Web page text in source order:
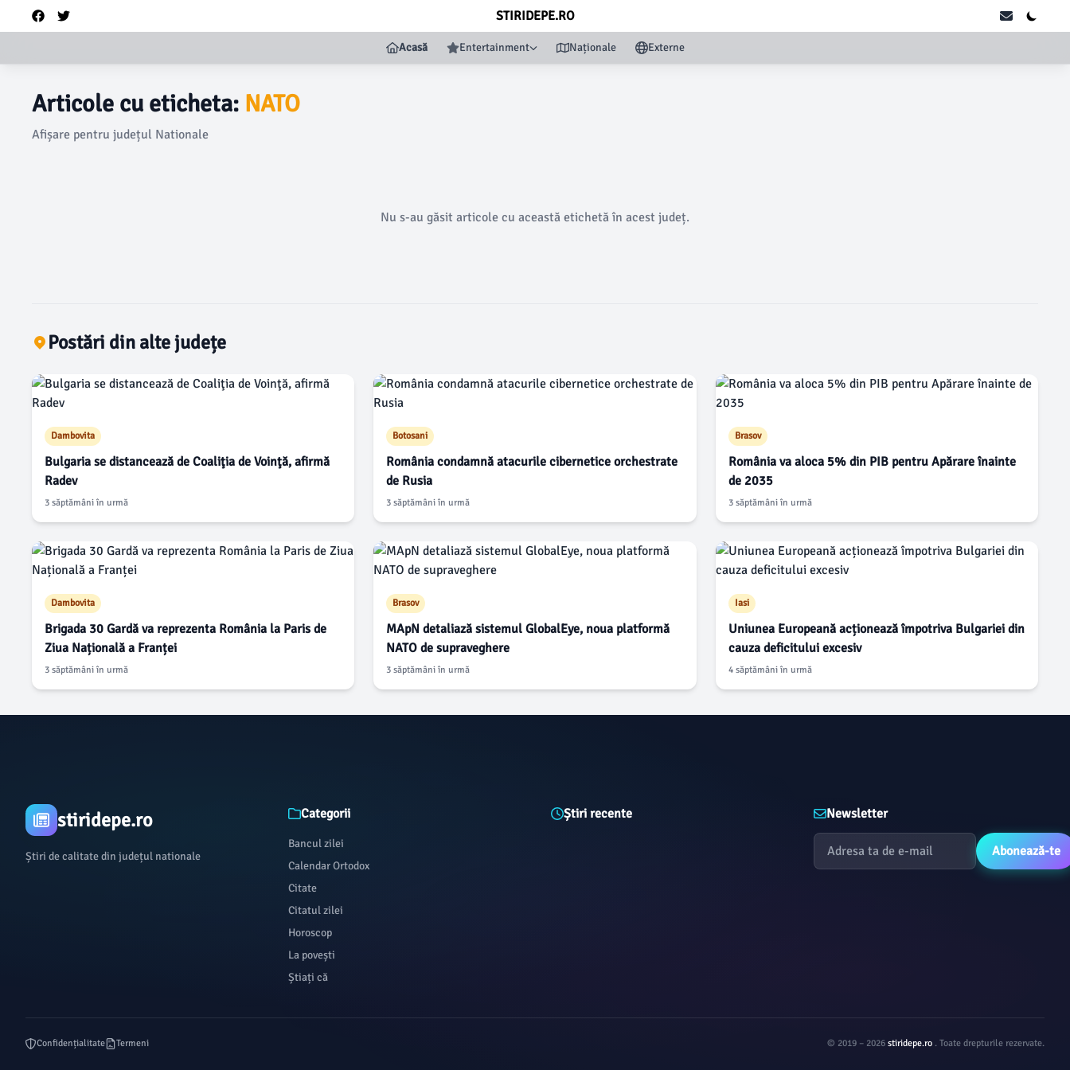
STIRIDEPE.RO
Acasă Entertainment Naționale Externe
Articole cu eticheta: NATO
Afișare pentru județul Nationale
Nu s-au găsit articole cu această etichetă în acest județ.
Postări din alte județe
Dambovita
Bulgaria se distancează de Coaliţia de Voinţă, afirmă
Radev
3 săptămâni în urmă
Botosani
România condamnă atacurile cibernetice orchestrate
de Rusia
3 săptămâni în urmă
Brasov
România va aloca 5% din PIB pentru Apărare înainte
de 2035
3 săptămâni în urmă
Dambovita
Brigada 30 Gardă va reprezenta România la Paris de
Ziua Națională a Franței
3 săptămâni în urmă
Brasov
MApN detaliază sistemul GlobalEye, noua platformă
NATO de supraveghere
3 săptămâni în urmă
Iasi
Uniunea Europeană acționează împotriva Bulgariei din
cauza deficitului excesiv
4 săptămâni în urmă
stiridepe.ro
Știri de calitate din județul nationale
Categorii
Bancul zilei
Calendar Ortodox
Citate
Citatul zilei
Horoscop
La povești
Știați că
Știri recente Newsletter
Abonează-te
Confidențialitate Termeni © 2019 – 2026 stiridepe.ro . Toate drepturile rezervate.